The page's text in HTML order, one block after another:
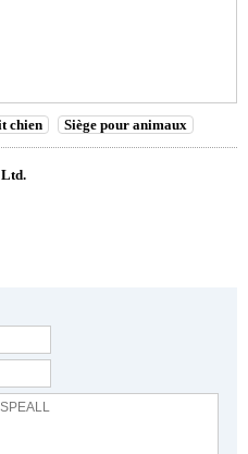
chien Siège pour animaux
Ltd.